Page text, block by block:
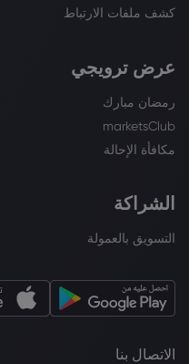
كشف ملفات الارتباط
عرض ترويجي
رمضان مبارك
marketsClub
مكافأة الإحالة
الشراكة
التسويق بالعمولة
الاتصال بنا